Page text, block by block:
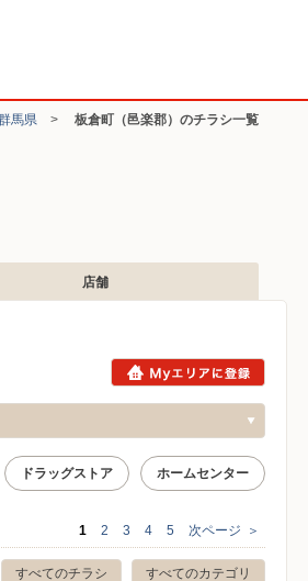
馬県 > 板倉町（邑楽郡）のチラシ一覧
店舗
ドラッグストア ホームセンター
1 2 3 4 5 次ページ ＞
すべてのカテゴリ
すべてのチラシ